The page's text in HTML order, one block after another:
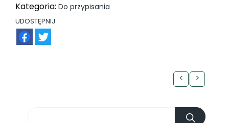
Kategoria: Do przypisania
UDOSTĘPNIJ
< >